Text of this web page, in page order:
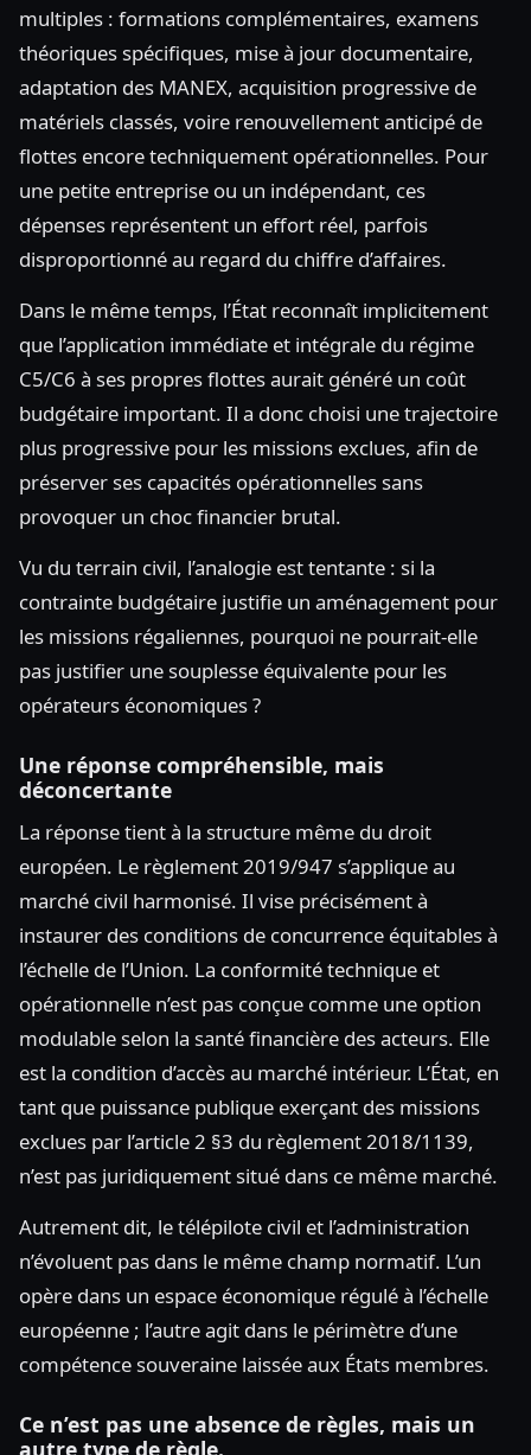
multiples : formations complémentaires, examens
théoriques spécifiques, mise à jour documentaire,
adaptation des MANEX, acquisition progressive de
matériels classés, voire renouvellement anticipé de
flottes encore techniquement opérationnelles. Pour
une petite entreprise ou un indépendant, ces
dépenses représentent un effort réel, parfois
disproportionné au regard du chiffre d’affaires.
Dans le même temps, l’État reconnaît implicitement
que l’application immédiate et intégrale du régime
C5/C6 à ses propres flottes aurait généré un coût
budgétaire important. Il a donc choisi une trajectoire
plus progressive pour les missions exclues, afin de
préserver ses capacités opérationnelles sans
provoquer un choc financier brutal.
Vu du terrain civil, l’analogie est tentante : si la
contrainte budgétaire justifie un aménagement pour
les missions régaliennes, pourquoi ne pourrait-elle
pas justifier une souplesse équivalente pour les
opérateurs économiques ?
Une réponse compréhensible, mais
déconcertante
La réponse tient à la structure même du droit
européen. Le règlement 2019/947 s’applique au
marché civil harmonisé. Il vise précisément à
instaurer des conditions de concurrence équitables à
l’échelle de l’Union. La conformité technique et
opérationnelle n’est pas conçue comme une option
modulable selon la santé financière des acteurs. Elle
est la condition d’accès au marché intérieur. L’État, en
tant que puissance publique exerçant des missions
exclues par l’article 2 §3 du règlement 2018/1139,
n’est pas juridiquement situé dans ce même marché.
Autrement dit, le télépilote civil et l’administration
n’évoluent pas dans le même champ normatif. L’un
opère dans un espace économique régulé à l’échelle
européenne ; l’autre agit dans le périmètre d’une
compétence souveraine laissée aux États membres.
Ce n’est pas une absence de règles, mais un
autre type de règle.